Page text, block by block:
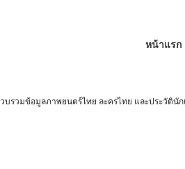
หน้าแรก
วบรวมข้อมูลภาพยนตร์ไทย ละครไทย และประวัติ